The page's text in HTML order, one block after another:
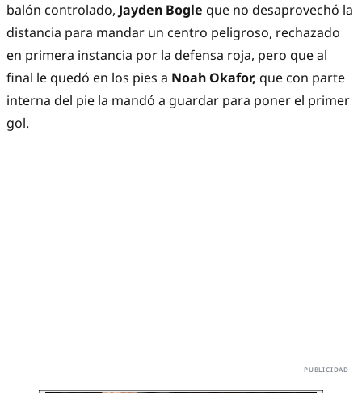
balón controlado, Jayden Bogle que no desaprovechó la
distancia para mandar un centro peligroso, rechazado
en primera instancia por la defensa roja, pero que al
final le quedó en los pies a Noah Okafor, que con parte
interna del pie la mandó a guardar para poner el primer
gol.